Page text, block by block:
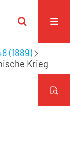
(1889)
Krieg